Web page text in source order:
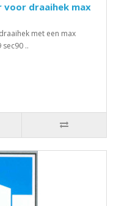
voor draaihek max
met een max
..